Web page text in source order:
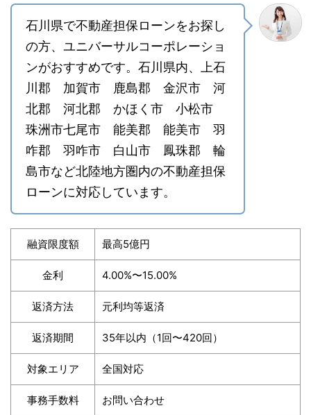
石川県で不動産担保ローンをお探し
の方、ユニバーサルコーポレーショ
ンがおすすめです。石川県内、上石
川郡 加賀市 鹿島郡 金沢市 河
北郡 河北郡 かほく市 小松市
珠洲市七尾市 能美郡 能美市 羽
咋郡 羽咋市 白山市 鳳珠郡 輪
島市など北陸地方圏内の不動産担保
ローンに対応しています。
融資限度額 最高5億円
金利 4.00%〜15.00%
返済方法 元利均等返済
返済期間 35年以内（1回〜420回）
対象エリア 全国対応
事務手数料 お問い合わせ